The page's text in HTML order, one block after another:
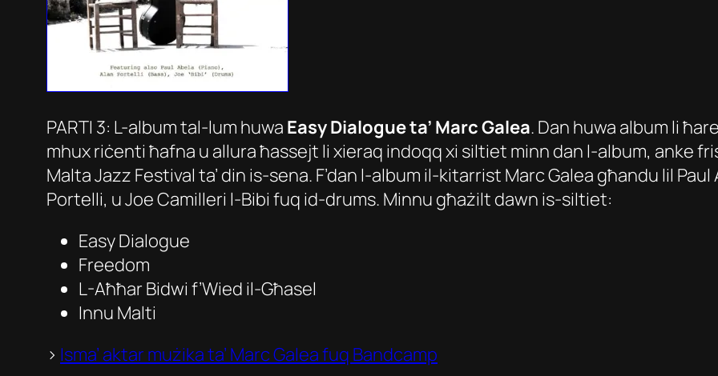
PARTI 3: L-album tal-lum huwa Easy Dialogueta’ Marc Galea. Dan huwa album li
mhux riċenti ħafna u allura ħassejt li xieraq indoqq xi siltiet minn dan l-album, anke
Malta Jazz Festival ta’ din is-sena. F’dan l-album il-kitarrist Marc Galea għandu lil
Portelli, u Joe Camilleri l-Bibi fuq id-drums. Minnu għażilt dawn is-siltiet:
Easy Dialogue
Freedom
L-Aħħar Bidwi f’Wied il-Għasel
Innu Malti
> Isma’ aktar mużika ta’ Marc Galea fuq Bandcamp